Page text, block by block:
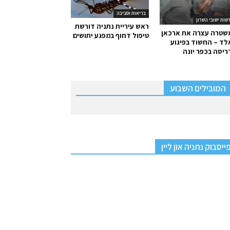
בריאות וסביבה
ראש עיריית נתניה דורשת
טיפול דחוף במפגע יתושים
ישובי השרון
עצרה את ארכאן
– החשוד בפיגוע
בכפר יונה
המובילים השבוע
פייסבוק נתניה און ליין